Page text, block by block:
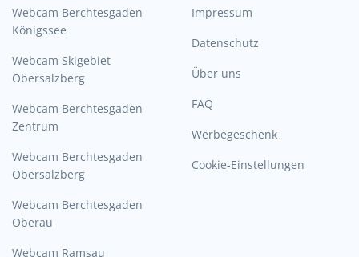
Webcam Berchtesgaden
Königssee
Webcam Skigebiet
Obersalzberg
Webcam Berchtesgaden
Zentrum
Webcam Berchtesgaden
Obersalzberg
Webcam Berchtesgaden
Oberau
Webcam Ramsau
Impressum
Datenschutz
Über uns
FAQ
Werbegeschenk
Cookie-Einstellungen